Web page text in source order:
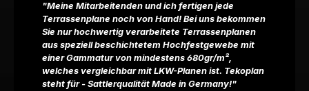
"Meine Mitarbeitenden und ich fertigen jede
Terrassenplane noch von Hand! Bei uns bekommen
Sie nur hochwertig verarbeitete Terrassenplanen
aus speziell beschichtetem Hochfestgewebe mit
einer Gammatur von mindestens 680gr/m²,
welches vergleichbar mit LKW-Planen ist. Tekoplan
steht für - Sattlerqualität Made in Germany!"